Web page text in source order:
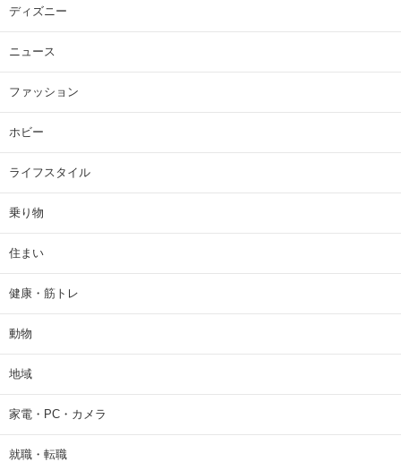
ディズニー
ニュース
ファッション
ホビー
ライフスタイル
乗り物
住まい
健康・筋トレ
動物
地域
家電・PC・カメラ
就職・転職